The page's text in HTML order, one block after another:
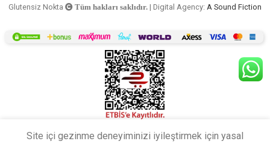
Glutensiz Nokta Tüm hakları saklıdır. | Digital Agency: A Sound Fiction
Site içi gezinme deneyiminizi iyileştirmek için yasal